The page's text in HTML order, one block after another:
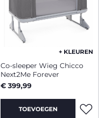
+ KLEUREN
Co-sleeper Wieg Chicco
Next2Me Forever
€ 399,99
TOEVOEGEN